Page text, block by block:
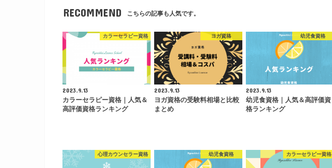
RECOMMEND こちらの記事も人気です。
カラーセラピー資格
2023.9.13
カラーセラピー資格｜人気＆
高評価資格ランキング
ヨガ資格
2023.9.13
ヨガ資格の受験料相場と比較
まとめ
幼児食資格
2023.9.13
幼児食資格｜人気＆高評価資
格ランキング
心理カウンセラー資格 幼児食資格 カラーセラピー資格